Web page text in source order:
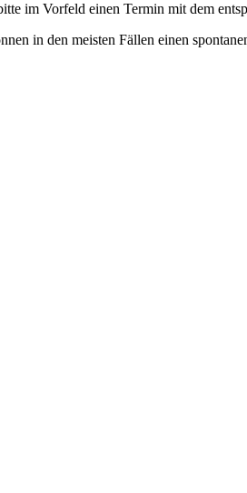
im Vorfeld einen Termin mit dem
in den meisten Fällen einen